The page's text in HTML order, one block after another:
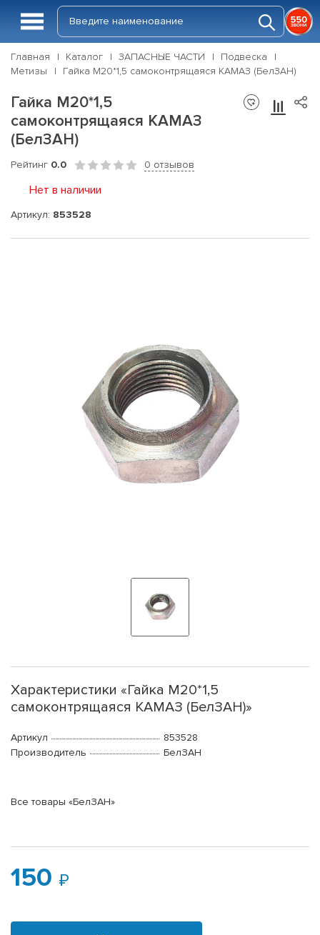
Главная Каталог ЗАПАСНЫЕ ЧАСТИ
Подвеска
Метизы
Гайка М20*1,5 самоконтрящаяся КАМАЗ (БелЗАН)
Гайка М20*1,5
самоконтрящаяся КАМАЗ
(БелЗАН)
Рейтинг 0.0 0 отзывов
Нет в наличии
Артикул: 853528
Характеристики «Гайка М20*1,5
самоконтрящаяся КАМАЗ (БелЗАН)»
Артикул
853528
Производитель
БелЗАН
Все товары «БелЗАН»
150